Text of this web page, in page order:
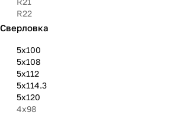
R22
Сверловка
5х100
5х108
5х112
5х114.3
5х120
4х98